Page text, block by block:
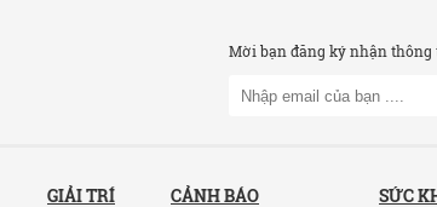
Mời bạn đăng ký nhận
GIẢI TRÍ CẢNH BÁO SỨC